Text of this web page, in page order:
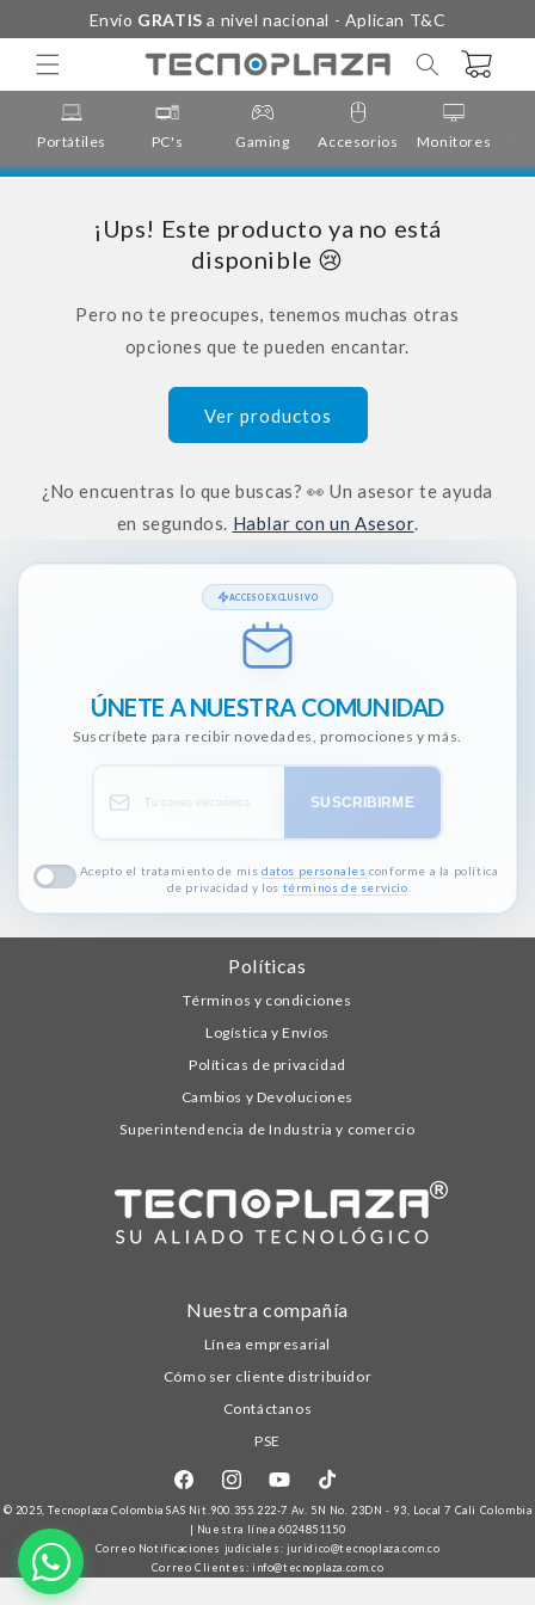
directamente
Envío GRATISa nivel nacional - Aplican T&C
Carrito
Portátiles PC's Gaming Accesorios Monitores
¡Ups! Este producto ya no está
disponible 😢
Pero no te preocupes, tenemos muchas otras
opciones que te pueden encantar.
Ver productos
¿No encuentras lo que buscas? 👀 Un asesor te ayuda
en segundos. Hablar con un Asesor.
ACCESO EXCLUSIVO
ÚNETE A NUESTRA COMUNIDAD
Suscríbete para recibir novedades, promociones y más.
SUSCRIBIRME
Acepto el tratamiento de mis datos personales conforme a la política
de privacidad y los términos de servicio
Políticas
Términos y condiciones
Logística y Envíos
Políticas de privacidad
Cambios y Devoluciones
Superintendencia de Industria y comercio
Nuestra compañía
Línea empresarial
Cómo ser cliente distribuidor
Contáctanos
PSE
FacebookInstagram
YouTube
© 2025,Tecnoplaza Colombia SAS Nit.900.355.222-7 Av. 5N No. 23DN - 93, Local 7 Cali Colombia
| Nuestra línea6024851150
Correo Notificaciones judiciales: juridico@tecnoplaza.com.co
Correo Clientes: info@tecnoplaza.com.co